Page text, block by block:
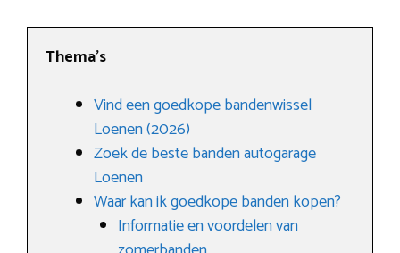
Thema’s
Vind een goedkope bandenwissel
Loenen (2026)
Zoek de beste banden autogarage
Loenen
Waar kan ik goedkope banden kopen?
Informatie en voordelen van